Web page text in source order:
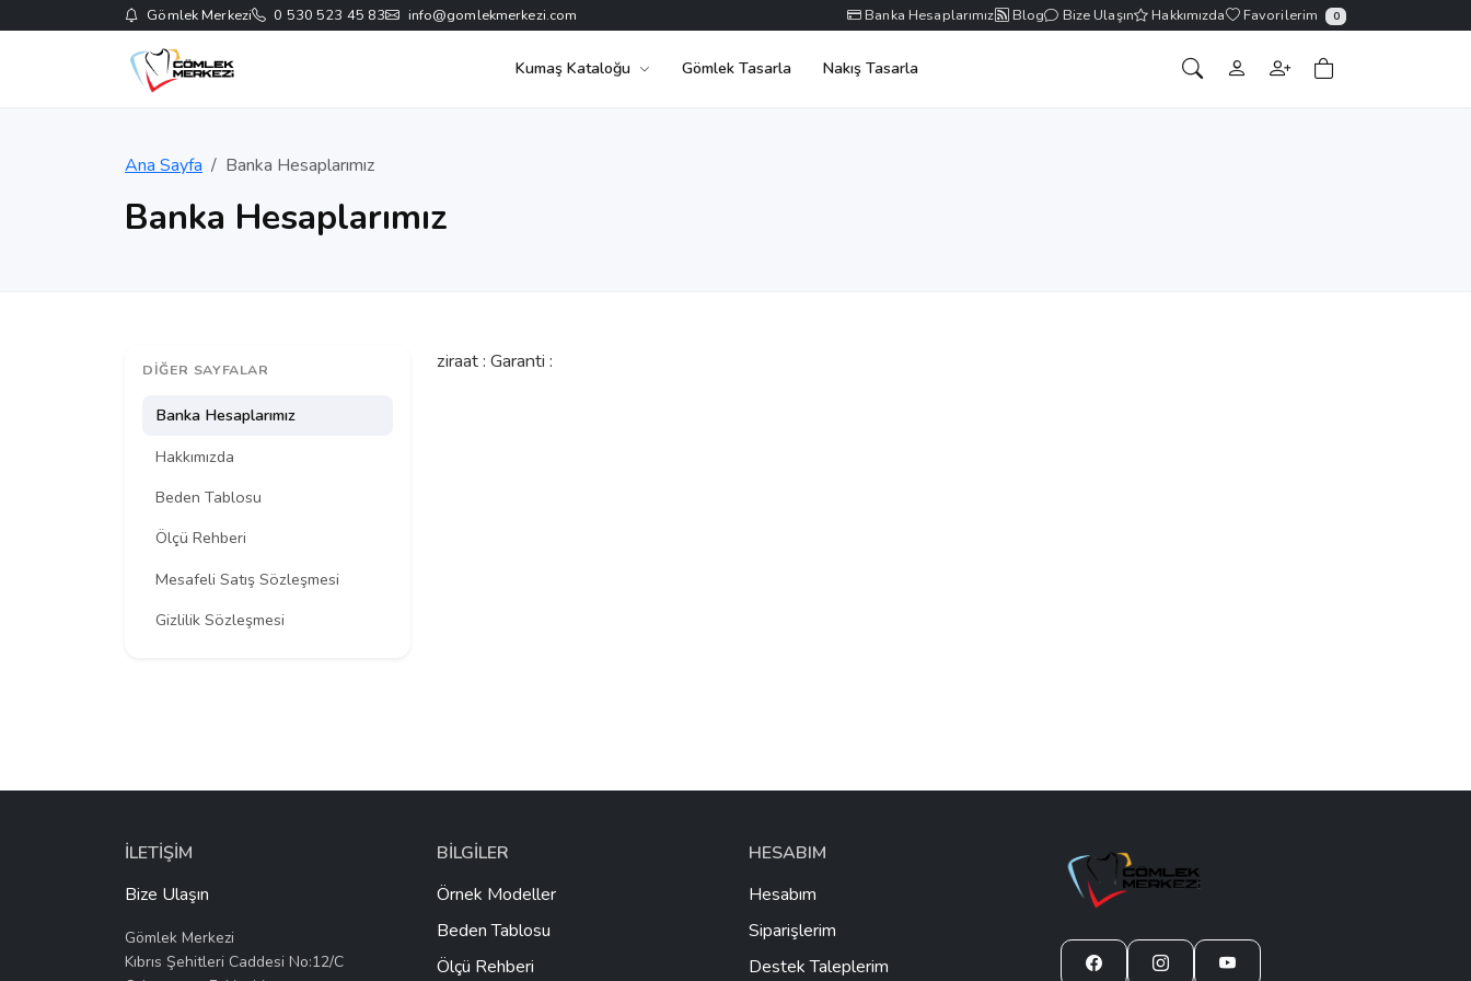
Gömlek Merkezi 0 530 523 45 83 info@gomlekmerkezi.com Banka Hesaplarımız Blog Bize Ulaşın Hakkımızda Favorilerim 0
Kumaş Kataloğu Gömlek Tasarla Nakış Tasarla
Ana Sayfa Banka Hesaplarımız
Banka Hesaplarımız
ziraat : Garanti :
DIĞER SAYFALAR
Banka Hesaplarımız
Hakkımızda
Beden Tablosu
Ölçü Rehberi
Mesafeli Satış Sözleşmesi
Gizlilik Sözleşmesi
İLETİŞİM
Bize Ulaşın
Gömlek Merkezi
Kıbrıs Şehitleri Caddesi No:12/C
BİLGİLER
Örnek Modeller
Beden Tablosu
Ölçü Rehberi
HESABIM
Hesabım
Siparişlerim
Destek Taleplerim